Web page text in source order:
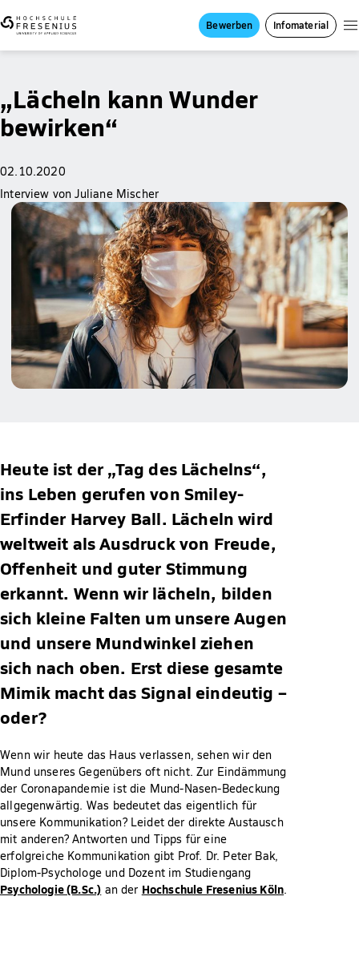
Bewerben Infomaterial
„Lächeln kann Wunder
bewirken“
02.10.2020
Interview von Juliane Mischer
Heute ist der „Tag des Lächelns“,
ins Leben gerufen von Smiley-
Erfinder Harvey Ball. Lächeln wird
weltweit als Ausdruck von Freude,
Offenheit und guter Stimmung
erkannt. Wenn wir lächeln, bilden
sich kleine Falten um unsere Augen
und unsere Mundwinkel ziehen
sich nach oben. Erst diese gesamte
Mimik macht das Signal eindeutig –
oder?
Wenn wir heute das Haus verlassen, sehen wir den
Mund unseres Gegenübers oft nicht. Zur Eindämmung
der Coronapandemie ist die Mund-Nasen-Bedeckung
allgegenwärtig. Was bedeutet das eigentlich für
unsere Kommunikation? Leidet der direkte Austausch
mit anderen? Antworten und Tipps für eine
erfolgreiche Kommunikation gibt Prof. Dr. Peter Bak,
Diplom-Psychologe und Dozent im Studiengang
Psychologie (B.Sc.) an der Hochschule Fresenius Köln.